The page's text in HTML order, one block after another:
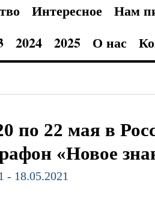
Интересное
Нам
2024 2025 О нас
по 22 мая в
«Новое
- 18.05.2021